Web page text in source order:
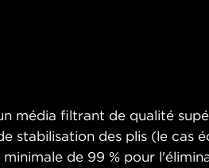
média filtrant de qualité
stabilisation des plis (le cas
de 99 % pour